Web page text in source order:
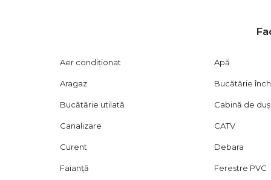
Vizionarea se face doar pe baza semnării unui contract
Aer condiționat Apă
Aragaz Bucătărie
Bucătărie utilată Cabină de duș
Canalizare CATV
Curent Debara
Faianță Ferestre PVC